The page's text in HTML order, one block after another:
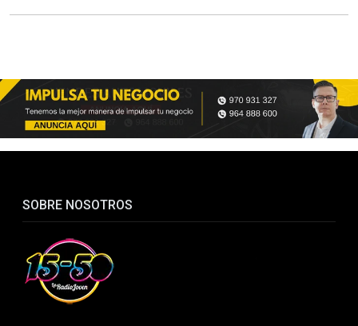
SOBRE NOSOTROS